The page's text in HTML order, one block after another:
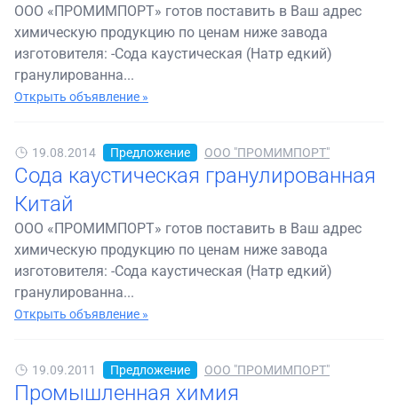
ООО «ПРОМИМПОРТ» готов поставить в Ваш адрес
химическую продукцию по ценам ниже завода
изготовителя: -Сода каустическая (Натр едкий)
гранулированна...
Открыть объявление »
19.08.2014 Предложение ООО "ПРОМИМПОРТ"
Сода каустическая гранулированная
Китай
ООО «ПРОМИМПОРТ» готов поставить в Ваш адрес
химическую продукцию по ценам ниже завода
изготовителя: -Сода каустическая (Натр едкий)
гранулированна...
Открыть объявление »
19.09.2011 Предложение ООО "ПРОМИМПОРТ"
Промышленная химия